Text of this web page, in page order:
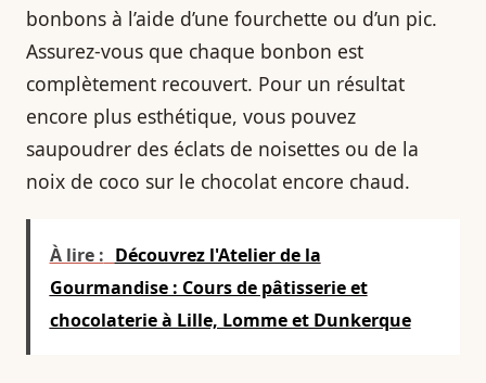
bonbons à l’aide d’une fourchette ou d’un pic.
Assurez-vous que chaque bonbon est
complètement recouvert. Pour un résultat
encore plus esthétique, vous pouvez
saupoudrer des éclats de noisettes ou de la
noix de coco sur le chocolat encore chaud.
À lire : Découvrez l'Atelier de la
Gourmandise : Cours de pâtisserie et
chocolaterie à Lille, Lomme et Dunkerque